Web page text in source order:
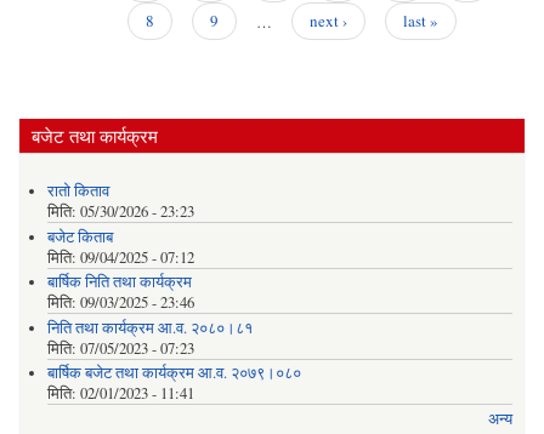
8
9 … next › last »
बजेट तथा कार्यक्रम
रातो किताव
मिति: 05/30/2026 - 23:23
बजेट किताब
मिति: 09/04/2025 - 07:12
बार्षिक निति तथा कार्यक्रम
मिति: 09/03/2025 - 23:46
निति तथा कार्यक्रम आ.व. २०८०।८१
मिति: 07/05/2023 - 07:23
बार्षिक बजेट तथा कार्यक्रम आ.व. २०७९।०८०
मिति: 02/01/2023 - 11:41
अन्य